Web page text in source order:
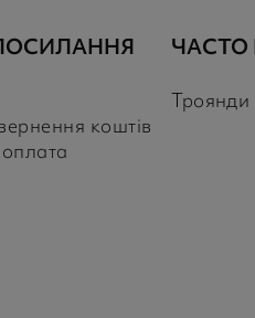
коштів
Троянди